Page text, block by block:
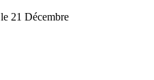
le 21 Décembre